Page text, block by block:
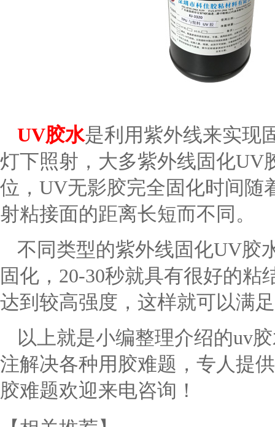
UV胶水是利用紫外线来实现
灯下照射，大多紫外线固化UV
位，UV无影胶完全固化时间随
射粘接面的距离长短而不同。
不同类型的紫外线固化UV胶
固化，20-30秒就具有很好的
达到较高强度，这样就可以满
以上就是小编整理介绍的uv
注解决各种用胶难题，专人提
胶难题欢迎来电咨询！